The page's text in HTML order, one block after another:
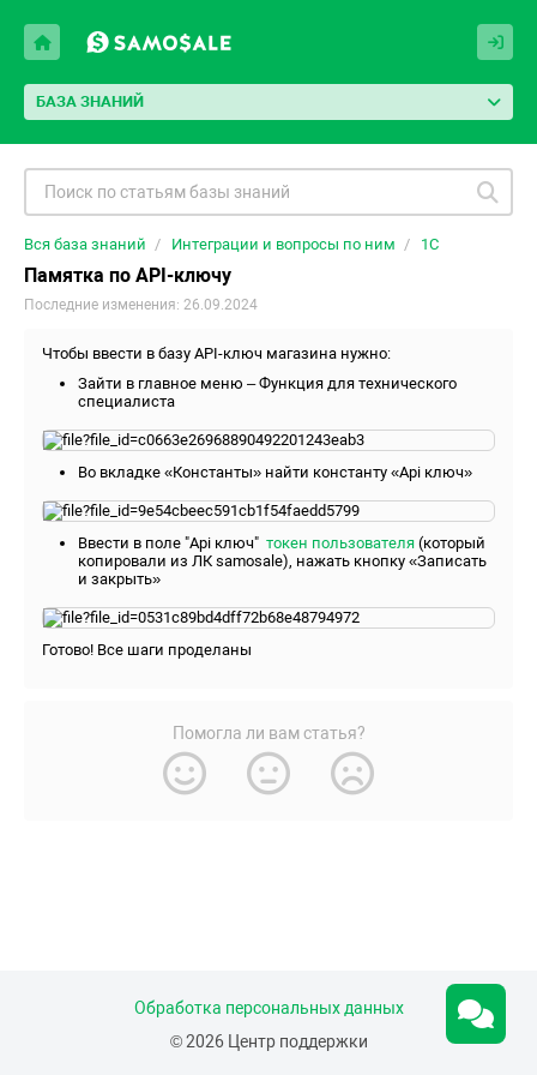
БАЗА ЗНАНИЙ
Вся база знаний Интеграции и вопросы по ним 1С
Памятка по API-ключу
Последние изменения: 26.09.2024
Чтобы ввести в базу API-ключ магазина нужно:
Зайти в главное меню – Функция для технического
специалиста
Во вкладке «Константы» найти константу «Api ключ»
Ввести в поле "Api ключ" токен пользователя (который
копировали из ЛК samosale), нажать кнопку «Записать
и закрыть»
Готово! Все шаги проделаны
Помогла ли вам статья?
Обработка персональных данных
© 2026 Центр поддержки